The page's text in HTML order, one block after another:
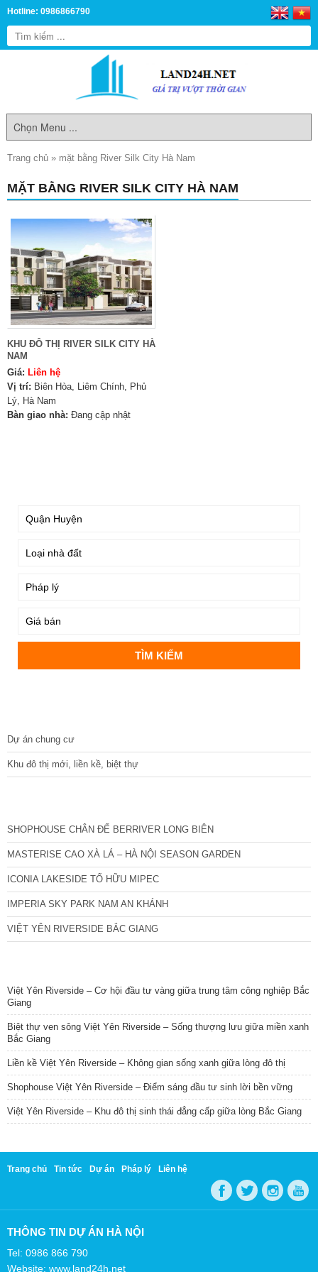
Hotline: 0986866790
Trang chủ » mặt bằng River Silk City Hà Nam
MẶT BẰNG RIVER SILK CITY HÀ NAM
KHU ĐÔ THỊ RIVER SILK CITY HÀ
NAM
Giá: Liên hệ
Vị trí: Biên Hòa, Liêm Chính, Phủ
Lý, Hà Nam
Bàn giao nhà: Đang cập nhật
Dự án chung cư
Khu đô thị mới, liền kề, biệt thự
SHOPHOUSE CHÂN ĐẾ BERRIVER LONG BIÊN
MASTERISE CAO XÀ LÁ – HÀ NỘI SEASON GARDEN
ICONIA LAKESIDE TỐ HỮU MIPEC
IMPERIA SKY PARK NAM AN KHÁNH
VIỆT YÊN RIVERSIDE BẮC GIANG
Việt Yên Riverside – Cơ hội đầu tư vàng giữa trung tâm công nghiệp Bắc
Giang
Biệt thự ven sông Việt Yên Riverside – Sống thượng lưu giữa miền xanh
Bắc Giang
Liền kề Việt Yên Riverside – Không gian sống xanh giữa lòng đô thị
Shophouse Việt Yên Riverside – Điểm sáng đầu tư sinh lời bền vững
Việt Yên Riverside – Khu đô thị sinh thái đẳng cấp giữa lòng Bắc Giang
Trang chủ Tin tức Dự án Pháp lý Liên hệ
THÔNG TIN DỰ ÁN HÀ NỘI
Tel: 0986 866 790
Website: www.land24h.net